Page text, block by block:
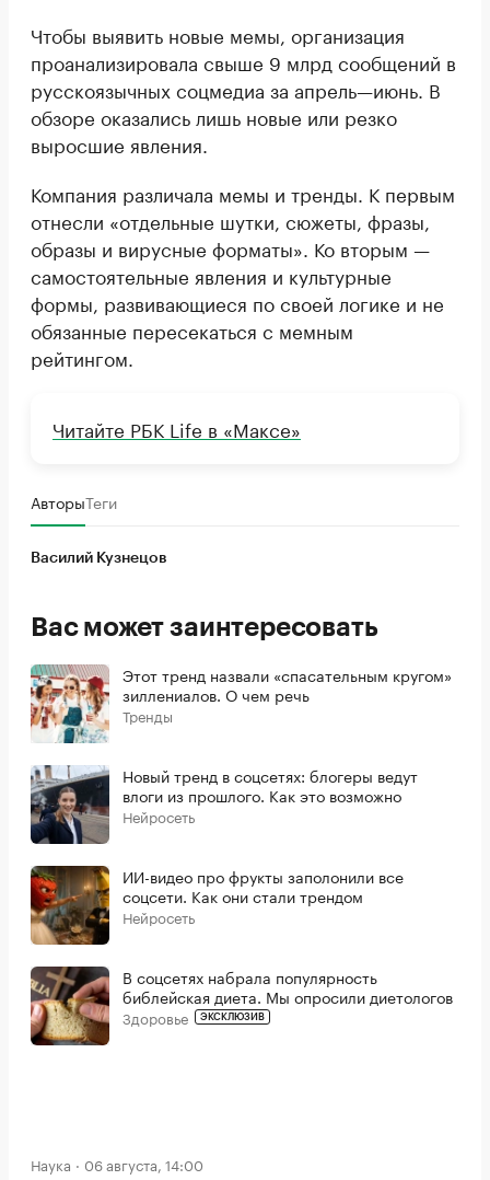
Чтобы выявить новые мемы, организация
проанализировала свыше 9 млрд сообщений в
русскоязычных соцмедиа за апрель—июнь. В
обзоре оказались лишь новые или резко
выросшие явления.
Компания различала мемы и тренды. К первым
отнесли «отдельные шутки, сюжеты, фразы,
образы и вирусные форматы». Ко вторым —
самостоятельные явления и культурные
формы, развивающиеся по своей логике и не
обязанные пересекаться с мемным
рейтингом.
Читайте РБК Life в «Максе»
АвторыТеги
Василий Кузнецов
Вас может заинтересовать
Этот тренд назвали «спасательным кругом»
зиллениалов. О чем речь
Тренды
Новый тренд в соцсетях: блогеры ведут
влоги из прошлого. Как это возможно
Нейросеть
ИИ-видео про фрукты заполонили все
соцсети. Как они стали трендом
Нейросеть
В соцсетях набрала популярность
библейская диета. Мы опросили диетологов
Здоровье ЭКСКЛЮЗИВ
Наука 06 августа, 14:00